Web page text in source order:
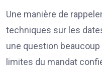
Une manière de
techniques sur les
une question
limites du mandat